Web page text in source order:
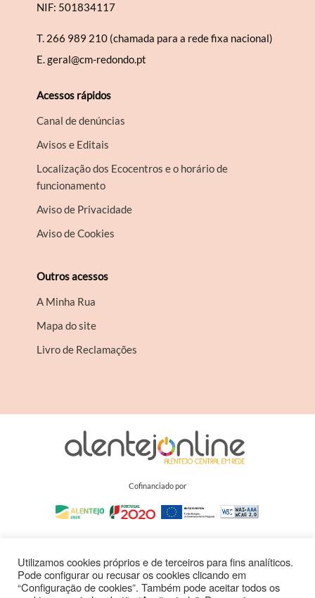
NIF: 501834117
T. 266 989 210 (chamada para a rede fixa nacional)
E.geral@cm-redondo.pt
Acessos rápidos
Canal de denúncias
Avisos e Editais
Localização dos Ecocentros e o horário de
funcionamento
Aviso de Privacidade
Aviso de Cookies
Outros acessos
A Minha Rua
Mapa do site
Livro de Reclamações
Cofinanciado por
Utilizamos cookies próprios e de terceiros para fins analíticos.
Pode configurar ou recusar os cookies clicando em
“Configuração de cookies”. Também pode aceitar todos os